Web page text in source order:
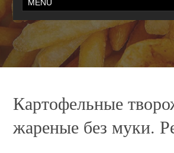
Картофельные
жареные без муки.